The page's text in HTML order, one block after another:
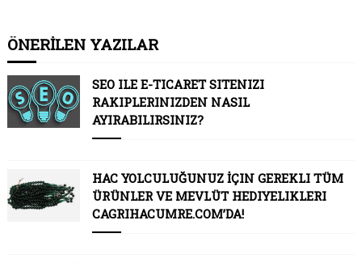
ÖNERİLEN YAZILAR
SEO ILE E-TICARET SITENIZI
RAKIPLERINIZDEN NASIL
AYIRABILIRSINIZ?
HAC YOLCULUĞUNUZ İÇIN GEREKLI TÜM
ÜRÜNLER VE MEVLÜT HEDIYELIKLERI
CAGRIHACUMRE.COM’DA!